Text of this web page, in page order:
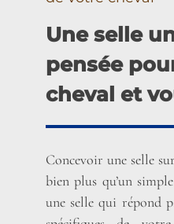
Une selle
pensée
cheval et
Concevoir une selle
bien plus qu’un
une selle qui répond